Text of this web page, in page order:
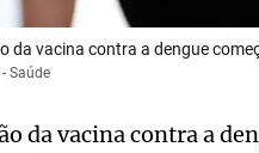
da vacina contra a dengue
Saúde
da vacina contra a